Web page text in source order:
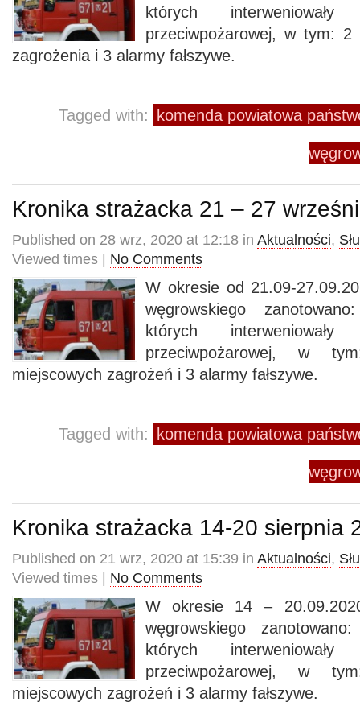
których
przeciwpożarowej, w tym: 2
zagrożenia i 3 alarmy fałszywe.
Tagged with: komenda powiatowa
Kronika strażacka 21 – 27
Published on 28 wrz, 2020 at 12:18 in Aktualności,
Viewed times | No Comments
W okresie od 21.09-
węgrowskiego
których
przeciwpożarowej, w
miejscowych zagrożeń i 3 alarmy fałszywe.
Tagged with: komenda powiatowa
Kronika strażacka 14-20 sierpnia
Published on 21 wrz, 2020 at 15:39 in Aktualności,
Viewed times | No Comments
W okresie 14 –
węgrowskiego
których
przeciwpożarowej, w
miejscowych zagrożeń i 3 alarmy fałszywe.